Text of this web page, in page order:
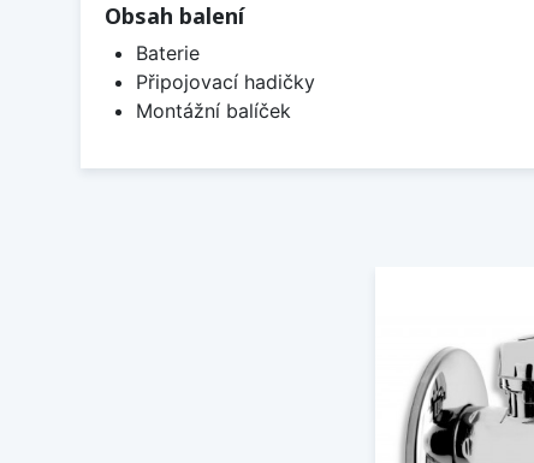
Obsah balení
Baterie
Připojovací hadičky
Montážní balíček